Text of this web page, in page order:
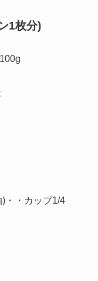
1枚分)
・・カップ1/4